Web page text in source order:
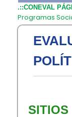
.::CONEVAL
Programas
SITIOS